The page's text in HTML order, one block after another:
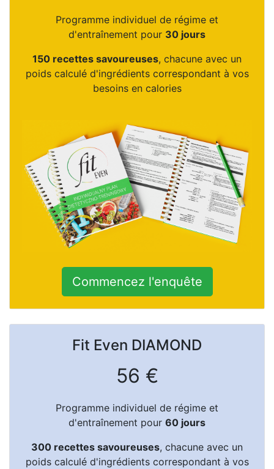
Programme individuel de régime et
d'entraînement pour 30 jours
150 recettes savoureuses, chacune avec un
poids calculé d'ingrédients correspondant à vos
besoins en calories
Commencez l'enquête
Fit Even DIAMOND
56 €
Programme individuel de régime et
d'entraînement pour 60 jours
300 recettes savoureuses, chacune avec un
poids calculé d'ingrédients correspondant à vos